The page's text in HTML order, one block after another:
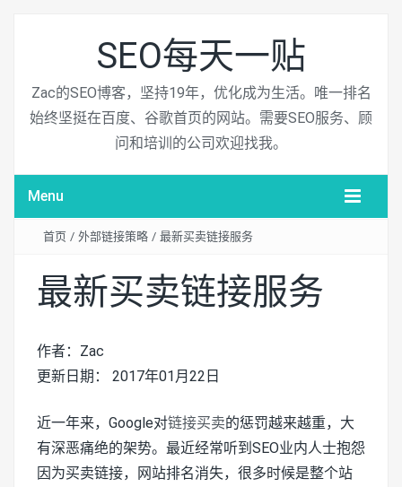
SEO每天一贴
Zac的SEO博客，坚持19年，优化成为生活。唯一排名
始终坚挺在百度、谷歌首页的网站。需要SEO服务、顾
问和培训的公司欢迎找我。
Menu
首页 / 外部链接策略 / 最新买卖链接服务
最新买卖链接服务
作者：Zac
更新日期： 2017年01月22日
近一年来，Google对链接买卖的惩罚越来越重，大
有深恶痛绝的架势。最近经常听到SEO业内人士抱怨
因为买卖链接，网站排名消失，很多时候是整个站